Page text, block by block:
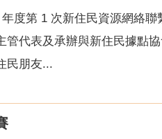
度第 1 次新住民資源網絡
代表及承辦與新住民據點
民朋友...